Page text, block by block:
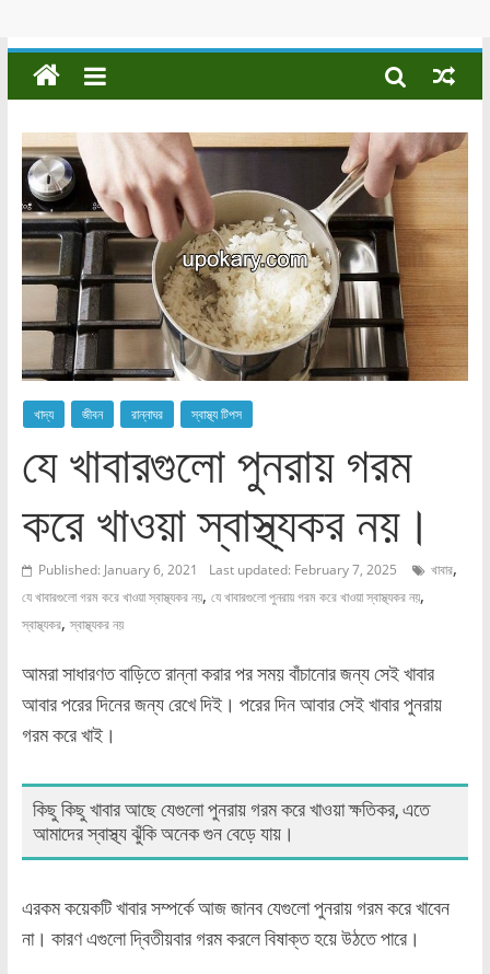
খাদ্য জীবন রান্নাঘর স্বাস্থ্য টিপস
যে খাবারগুলো পুনরায় গরম
করে খাওয়া স্বাস্থ্যকর নয়।
Published: January 6, 2021 Last updated: February 7, 2025 খাবার,
যে খাবারগুলো গরম করে খাওয়া স্বাস্থ্যকর নয়, যে খাবারগুলো পুনরায় গরম করে খাওয়া স্বাস্থ্যকর নয়,
স্বাস্থ্যকর, স্বাস্থ্যকর নয়
আমরা সাধারণত বাড়িতে রান্না করার পর সময় বাঁচানোর জন্য সেই খাবার
আবার পরের দিনের জন্য রেখে দিই। পরের দিন আবার সেই খাবার পুনরায়
গরম করে খাই।
কিছু কিছু খাবার আছে যেগুলো পুনরায় গরম করে খাওয়া ক্ষতিকর, এতে
আমাদের স্বাস্থ্য ঝুঁকি অনেক গুন বেড়ে যায়।
এরকম কয়েকটি খাবার সম্পর্কে আজ জানব যেগুলো পুনরায় গরম করে খাবেন
না। কারণ এগুলো দ্বিতীয়বার গরম করলে বিষাক্ত হয়ে উঠতে পারে।